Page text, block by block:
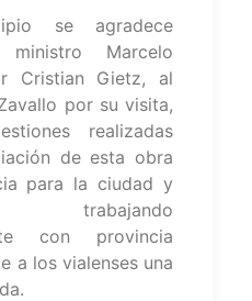
se agradece
Marcelo
Cristian Gietz, al
por su visita,
realizadas
de esta obra
para la ciudad y
trabajando
con provincia
a los vialenses una